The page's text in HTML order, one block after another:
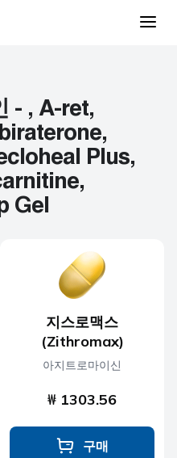
- , A-ret,
Plus,
Gel
지스로맥스
(Zithromax)
아지트로마이신
₩ 1303.56
구매